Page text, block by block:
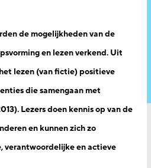
de mogelijkheden van de
en lezen verkend. Uit
lezen (van fictie) positieve
die samengaan met
Lezers doen kennis op van de
en kunnen zich zo
en actieve